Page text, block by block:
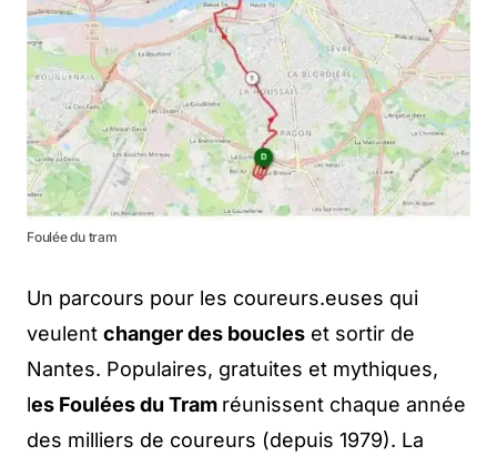
Foulée du tram
Un parcours pour les coureurs.euses qui
veulent changer des boucles et sortir de
Nantes. Populaires, gratuites et mythiques,
les Foulées du Tram réunissent chaque année
des milliers de coureurs (depuis 1979). La